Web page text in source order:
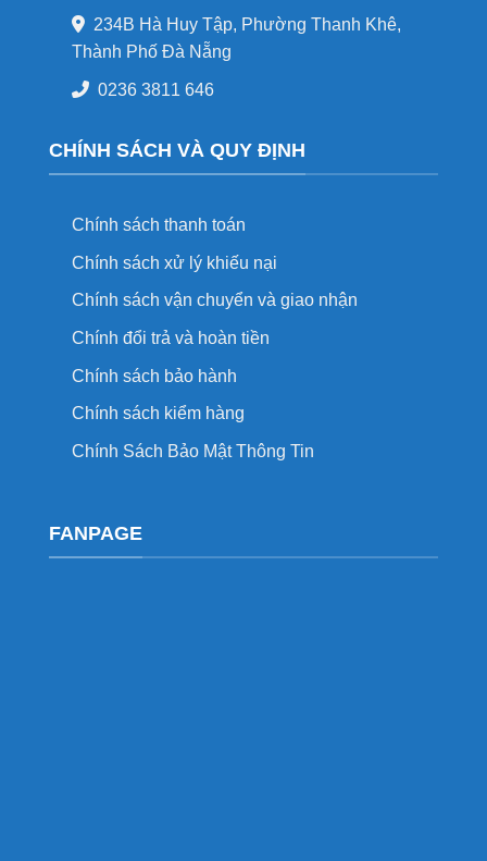
234B Hà Huy Tập, Phường Thanh Khê,
Thành Phố Đà Nẵng
0236 3811 646
CHÍNH SÁCH VÀ QUY ĐỊNH
Chính sách thanh toán
Chính sách xử lý khiếu nại
Chính sách vận chuyển và giao nhận
Chính đổi trả và hoàn tiền
Chính sách bảo hành
Chính sách kiểm hàng
Chính Sách Bảo Mật Thông Tin
FANPAGE